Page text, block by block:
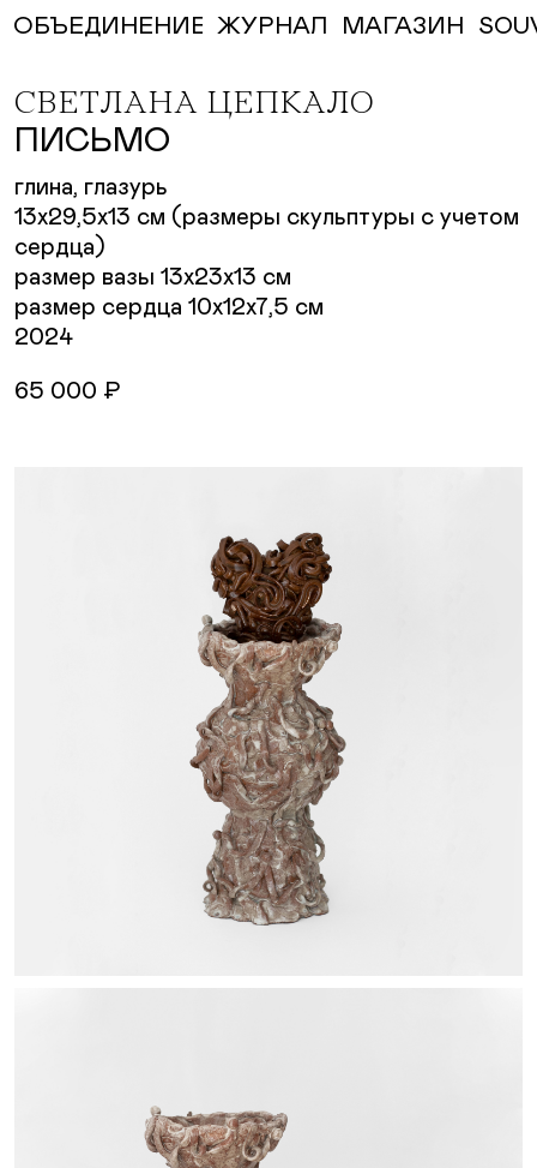
ОБЪЕДИНЕНИЕ ЖУРНАЛ МАГАЗИН
СВЕТЛАНА ЦЕПКАЛО
ПИСЬМО
глина, глазурь
13х29,5х13 см (размеры скульптуры с учетом
сердца)
размер вазы 13х23х13 см
размер сердца 10х12х7,5 см
2024
65 000 ₽